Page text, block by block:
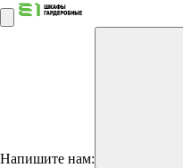
Напишите нам: